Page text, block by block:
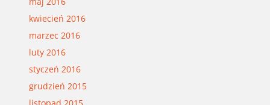
kwiecień 2016
marzec 2016
luty 2016
styczeń 2016
grudzień 2015